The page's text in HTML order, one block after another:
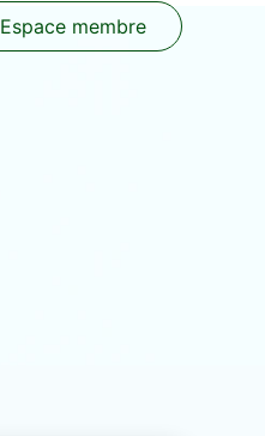
Espace membre